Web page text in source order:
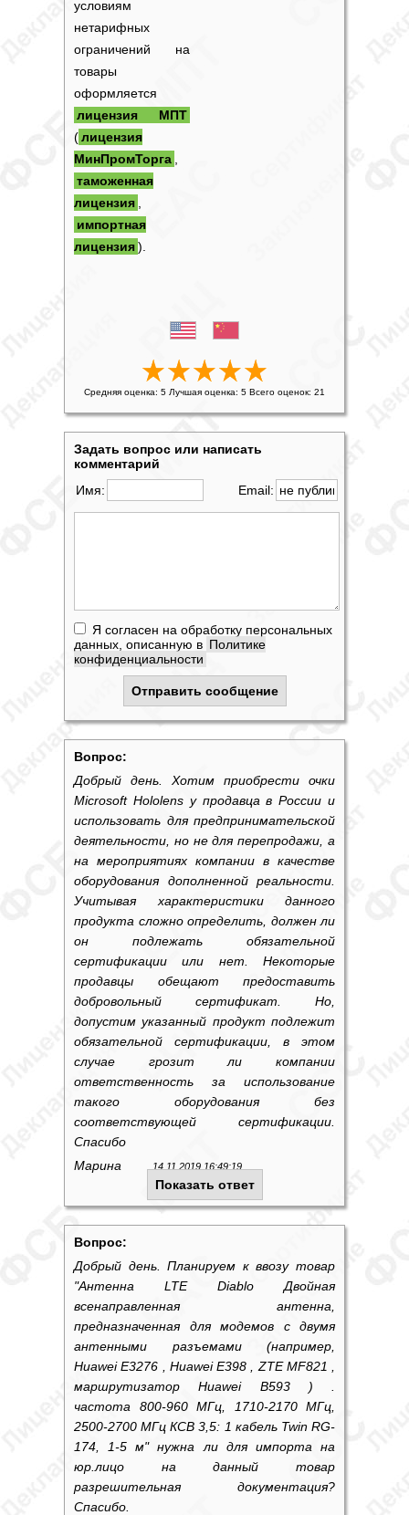
условиям
нетарифных
ограничений на
товары
оформляется
лицензия МПТ
(лицензия
МинПромТорга
таможенная
лицензия
импортная
лицензия).
Средняя оценка: 5 Лучшая оценка: 5 Всего оценок: 21
Задать вопрос или написать
комментарий
Имя:
Email:
Я согласен на обработку персональных
данных, описанную в Политике
конфиденциальности
Вопрос:
Добрый день. Хотим приобрести очки
Microsoft Hololens у продавца в России и
использовать для предпринимательской
деятельности, но не для перепродажи, а
на мероприятиях компании в качестве
оборудования дополненной реальности.
Учитывая характеристики данного
продукта сложно определить, должен ли
он подлежать обязательной
сертификации или нет. Некоторые
продавцы обещают предоставить
добровольный сертификат. Но,
допустим указанный продукт подлежит
обязательной сертификации, в этом
случае грозит ли компании
ответственность за использование
такого оборудования без
соответствующей сертификации.
Спасибо
Марина
14.11.2019 16:49:19
Показать ответ
Вопрос:
Добрый день. Планируем к ввозу товар
"Антенна LTE Diablo Двойная
всенаправленная антенна,
предназначенная для модемов с двумя
антенными разъемами (например,
Huawei E3276 , Huawei E398 , ZTE MF821 ,
маршрутизатор Huawei B593 ) .
частота 800-960 МГц, 1710-2170 МГц,
2500-2700 МГц КСВ 3,5: 1 кабель Twin RG-
174, 1-5 м" нужна ли для импорта на
юр.лицо на данный товар
разрешительная документация?
Спасибо.